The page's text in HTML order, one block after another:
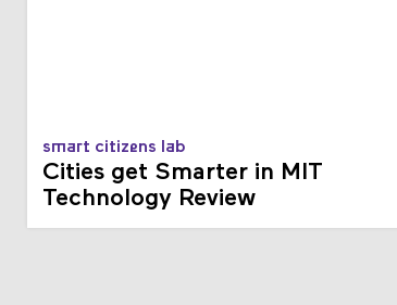
smart citizens lab
Cities get Smarter in MIT
Technology Review